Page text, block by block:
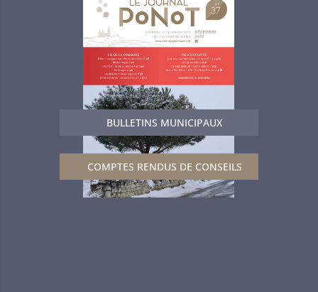
BULLETINS MUNICIPAUX
COMPTES RENDUS DE CONSEILS